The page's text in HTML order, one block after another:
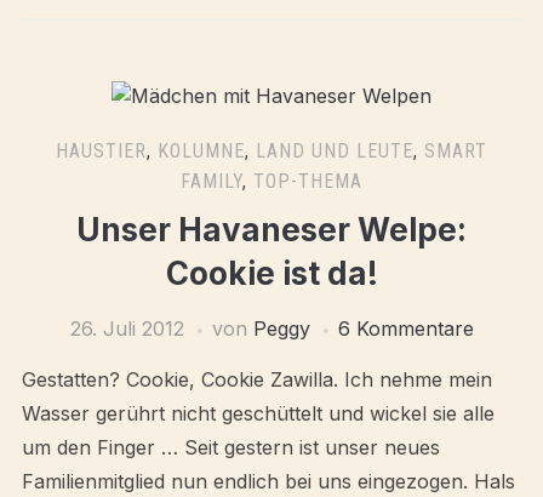
HAUSTIER, KOLUMNE, LAND UND LEUTE, SMART
FAMILY, TOP-THEMA
Unser Havaneser Welpe:
Cookie ist da!
26. Juli 2012 von Peggy 6 Kommentare
Gestatten? Cookie, Cookie Zawilla. Ich nehme mein
Wasser gerührt nicht geschüttelt und wickel sie alle
um den Finger … Seit gestern ist unser neues
Familienmitglied nun endlich bei uns eingezogen. Hals